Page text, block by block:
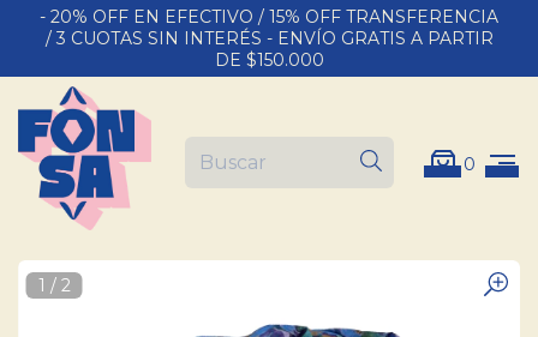
- 20% OFF EN EFECTIVO / 15% OFF TRANSFERENCIA
/ 3 CUOTAS SIN INTERÉS - ENVÍO GRATIS A PARTIR
DE $150.000
0
1 / 2